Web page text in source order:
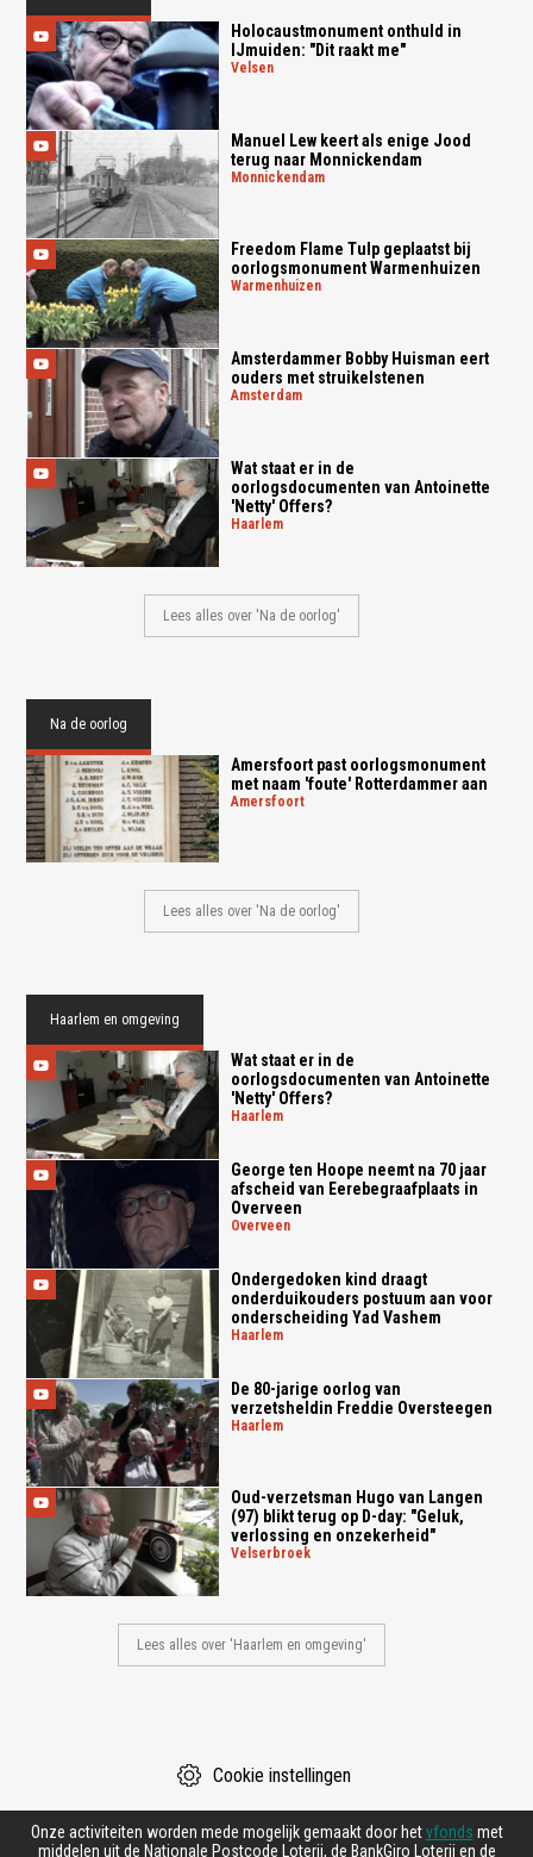
Holocaustmonument onthuld in
IJmuiden: "Dit raakt me"
velsen
Manuel Lew keert als enige Jood
terug naar Monnickendam
monnickendam
Freedom Flame Tulp geplaatst bij
oorlogsmonument Warmenhuizen
warmenhuizen
Amsterdammer Bobby Huisman eert
ouders met struikelstenen
amsterdam
Wat staat er in de
oorlogsdocumenten van Antoinette
'Netty' Offers?
haarlem
Lees alles over 'Na de oorlog'
Na de oorlog
Amersfoort past oorlogsmonument
met naam 'foute' Rotterdammer aan
amersfoort
Lees alles over 'Na de oorlog'
Haarlem en omgeving
Wat staat er in de
oorlogsdocumenten van Antoinette
'Netty' Offers?
haarlem
George ten Hoope neemt na 70 jaar
afscheid van Eerebegraafplaats in
Overveen
overveen
Ondergedoken kind draagt
onderduikouders postuum aan voor
onderscheiding Yad Vashem
haarlem
De 80-jarige oorlog van
verzetsheldin Freddie Oversteegen
haarlem
Oud-verzetsman Hugo van Langen
(97) blikt terug op D-day: "Geluk,
verlossing en onzekerheid"
velserbroek
Lees alles over 'Haarlem en omgeving'
Cookie instellingen
Onze activiteiten worden mede mogelijk gemaakt door hetvfonds met
middelen uit de Nationale Postcode Loterij, de BankGiro Loterij en de